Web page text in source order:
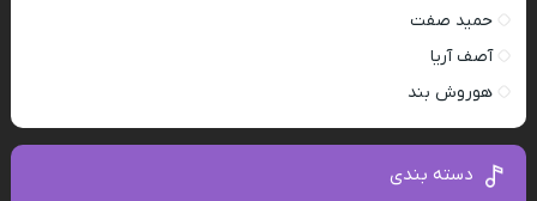
حمید صفت
آصف آریا
هوروش بند
دسته بندی